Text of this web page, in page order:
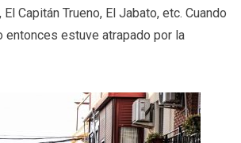
Capitán Trueno, El Jabato, etc. Cuando
entonces estuve atrapado por la